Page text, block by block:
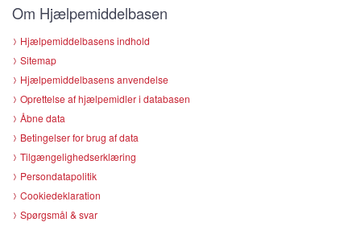
Om Hjælpemiddelbasen
Hjælpemiddelbasens indhold
Sitemap
Hjælpemiddelbasens anvendelse
Oprettelse af hjælpemidler i databasen
Åbne data
Betingelser for brug af data
Tilgængelighedserklæring
Persondatapolitik
Cookiedeklaration
Spørgsmål & svar